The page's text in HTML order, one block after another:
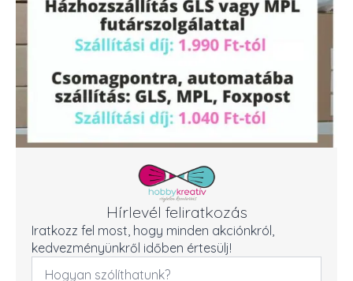
Hírlevél feliratkozás
Iratkozz fel most, hogy minden akciónkról,
kedvezményünkről időben értesülj!
Név